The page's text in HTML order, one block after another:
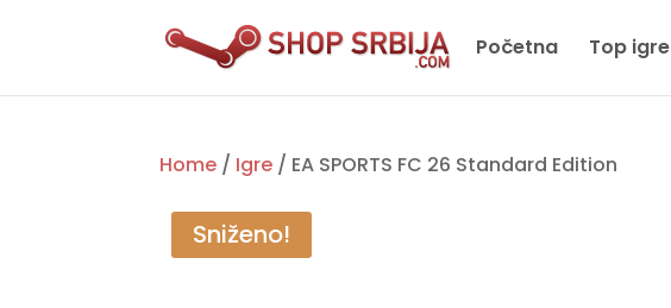
Početna Top igre
Home / Igre / EA SPORTS FC 26 Standard Edition
Sniženo!